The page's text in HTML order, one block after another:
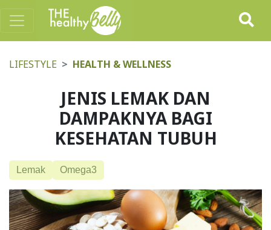
LIFESTYLE HEALTH & WELLNESS
JENIS LEMAK DAN
DAMPAKNYA BAGI
KESEHATAN TUBUH
Lemak Omega3